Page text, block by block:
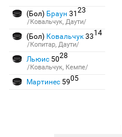
(Бол) Браун 31 23
/Ковальчук, Даути/
(Бол) Ковальчук 3314
/Копитар, Даути/
Льюис 5028
/Ковальчук, Кемпе/
Мартинес 5905